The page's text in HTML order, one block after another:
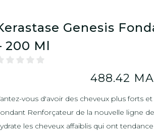
Genesis
200 Ml
488.42
vous d'avoir des cheveux plus forts
Renforçateur de la nouvelle ligne
les cheveux affaiblis qui ont